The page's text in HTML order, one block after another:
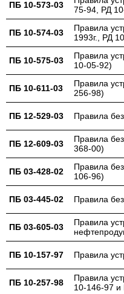
ПБ 10-573-03
75-94, РД
ПБ 10-574-03
Правила
1993г., РД
ПБ 10-575-03
Правила
10-05-92)
ПБ 10-611-03
Правила
256-98)
ПБ 12-529-03 Правила
ПБ 12-609-03
Правила
368-00)
ПБ 03-428-02
Правила
106-96)
ПБ 03-445-02 Правила
ПБ 03-605-03
Правила
ПБ 10-157-97 Правила
ПБ 10-257-98
Правила
10-146-97 и